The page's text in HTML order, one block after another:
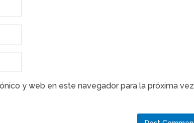
y web en este navegador para la próxima vez